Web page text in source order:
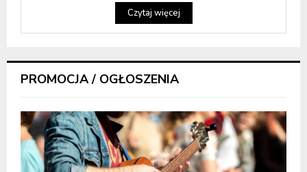
Czytaj więcej
PROMOCJA / OGŁOSZENIA